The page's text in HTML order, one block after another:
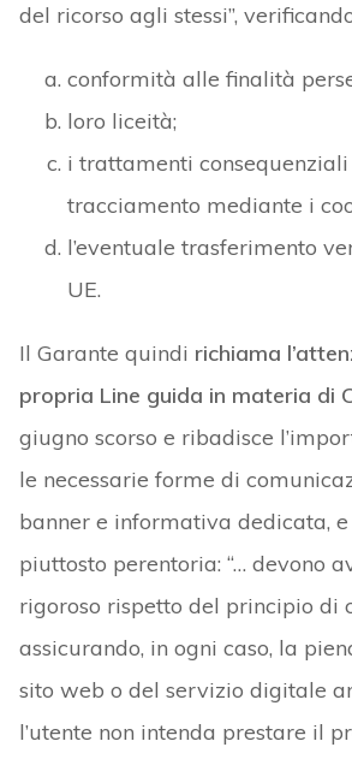
del ricorso agli stessi”,
conformità alle finalità
loro liceità;
i trattamenti consequenziali
tracciamento mediante i
l’eventuale trasferimento
UE.
Il Garante quindi richiama
propria Line guida in materia di
giugno scorso e ribadisce
le necessarie forme di
banner e informativa dedicata,
piuttosto perentoria: “… devono
rigoroso rispetto del principio di
assicurando, in ogni caso, la
sito web o del servizio digitale
l’utente non intenda prestare il